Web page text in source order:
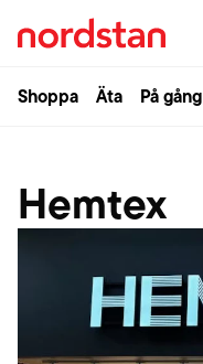
Shoppa Äta På gång
Hemtex